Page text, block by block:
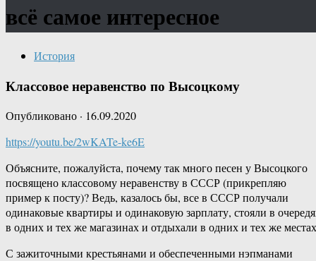
всё самое интересное
История
Классовое неравенство по Высоцкому
Опубликовано · 16.09.2020
https://youtu.be/2wKATe-ke6E
Объясните, пожалуйста, почему так много песен у Высоцкого
посвящено классовому неравенству в СССР (прикрепляю
пример к посту)? Ведь, казалось бы, все в СССР получали
одинаковые квартиры и одинаковую зарплату, стояли в
в одних и тех же магазинах и отдыхали в одних и тех же
С зажиточными крестьянами и обеспеченными нэпманами